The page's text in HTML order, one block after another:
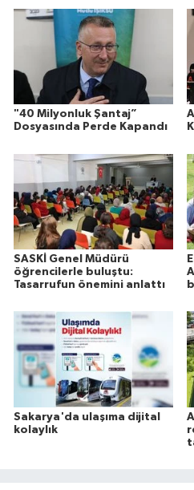
"40 Milyonluk Şantaj”
Dosyasında Perde Kapandı
SASKİ Genel Müdürü
öğrencilerle buluştu:
Tasarrufun önemini anlattı
Sakarya'da ulaşıma dijital
kolaylık